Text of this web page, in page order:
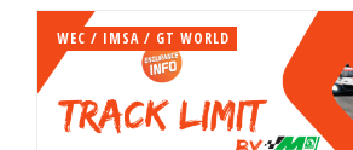
WEC / IMSA / GT WORLD